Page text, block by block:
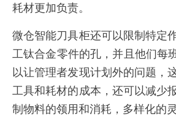
耗材更加负责。
微仓智能刀具柜还可以限制特定
工钛合金零件的孔，并且他们每
以让管理者发现计划外的问题，
工具和耗材的成本，还可以减少
制物料的领用和消耗，多样化的